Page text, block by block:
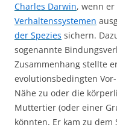
Charles Darwin, wenn
Verhaltenssystemen
der Spezies sichern.
sogenannte
Zusammenhang stellte
evolutionsbedingten
Nähe zu oder die
Muttertier (oder einer
könnten. Er kam zu dem